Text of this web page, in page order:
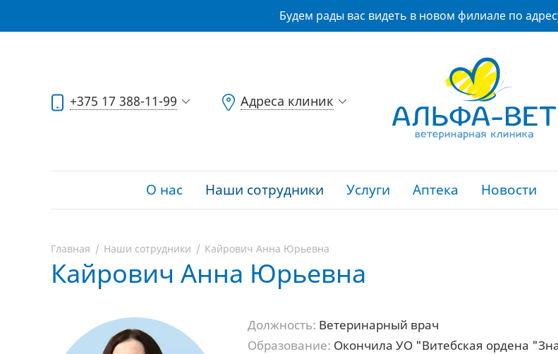
Будем рады вас видеть в новом филиале по
+375 17 388-11-99 Адреса клиник
О нас Наши сотрудники Услуги Аптека Новости
Главная Наши сотрудники Кайрович Анна Юрьевна
Кайрович Анна Юрьевна
Должность: Ветеринарный врач
Образование: Окончила УО "Витебская ордена